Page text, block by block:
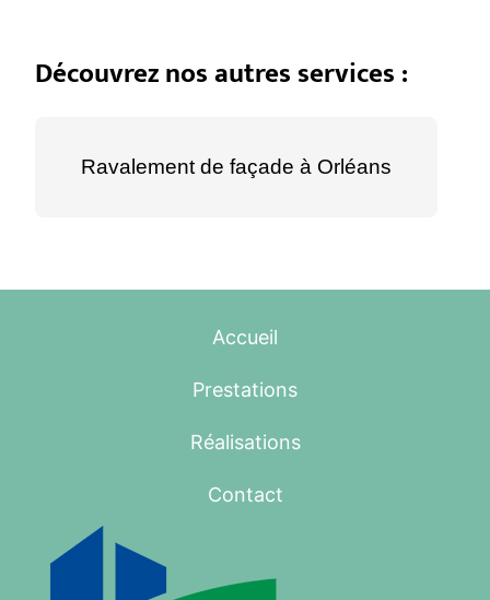
Découvrez nos autres services :
Ravalement de façade à Orléans
Accueil
Prestations
Réalisations
Contact